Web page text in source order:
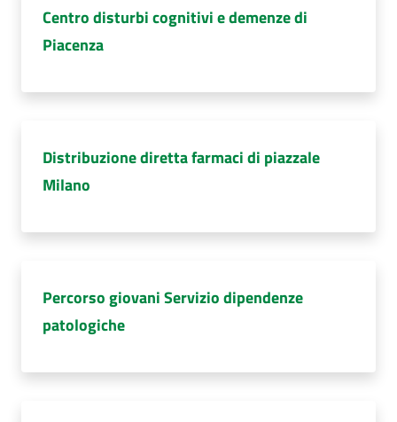
Centro disturbi cognitivi e demenze di
Piacenza
Distribuzione diretta farmaci di piazzale
Milano
Percorso giovani Servizio dipendenze
patologiche